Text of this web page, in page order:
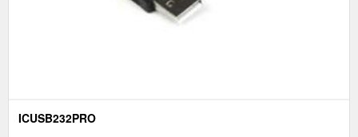
ICUSB232PRO